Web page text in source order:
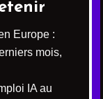
Europe :
mois,
IA au